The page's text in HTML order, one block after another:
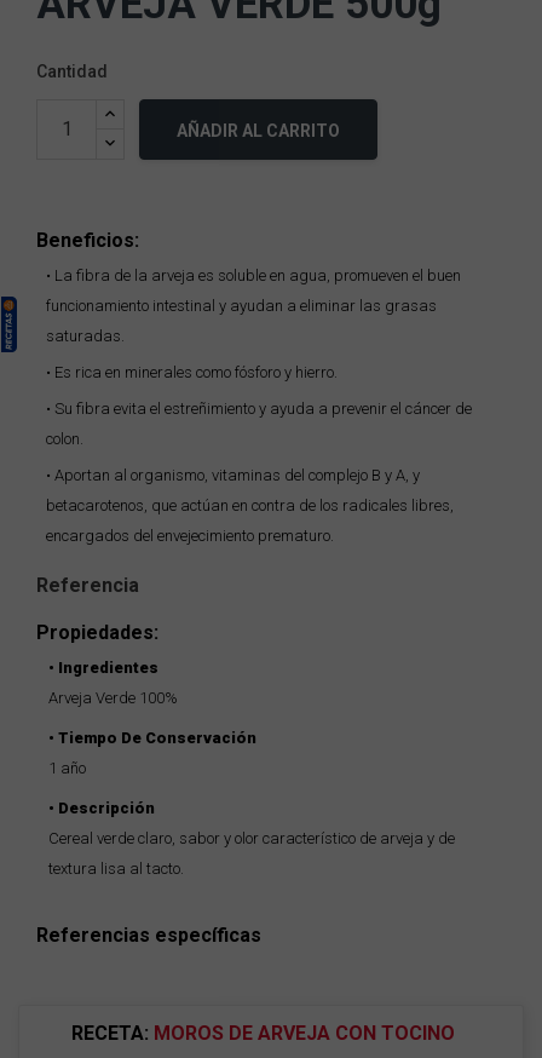
Cantidad
AÑADIR AL CARRITO
Beneficios:
• La fibra de la arveja es soluble en agua, promueven el buen
funcionamiento intestinal y ayudan a eliminar las grasas
saturadas.
• Es rica en minerales como fósforo y hierro.
• Su fibra evita el estreñimiento y ayuda a prevenir el cáncer de
colon.
• Aportan al organismo, vitaminas del complejo B y A, y
betacarotenos, que actúan en contra de los radicales libres,
encargados del envejecimiento prematuro.
Referencia
Propiedades:
Ingredientes
Arveja Verde 100%
Tiempo De Conservación
1 año
Descripción
Cereal verde claro, sabor y olor característico de arveja y de
textura lisa al tacto.
Referencias específicas
RECETA: MOROS DE ARVEJA CON TOCINO